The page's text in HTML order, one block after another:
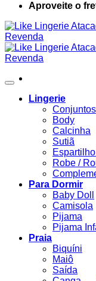
Aproveite o
Lingerie
Conjuntos
Body
Calcinha
Sutiã
Robe /
Para Dormir
Baby Doll
Camisola
Pijama
Pijama
Praia
Biquíni
Maiô
Saída